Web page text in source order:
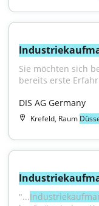
Sie möchten sich
bereits erste
DIS AG Germany
Krefeld, Raum
"...